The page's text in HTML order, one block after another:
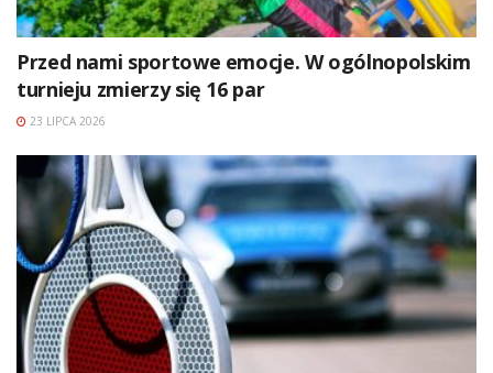
Przed nami sportowe emocje. W ogólnopolskim
turnieju zmierzy się 16 par
23 LIPCA 2026